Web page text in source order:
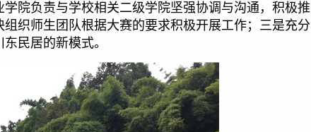
院负责与学校相关二级学院坚强协调与沟通，积极推
织师生团队根据大赛的要求积极开展工作；三是充分
东民居的新模式。